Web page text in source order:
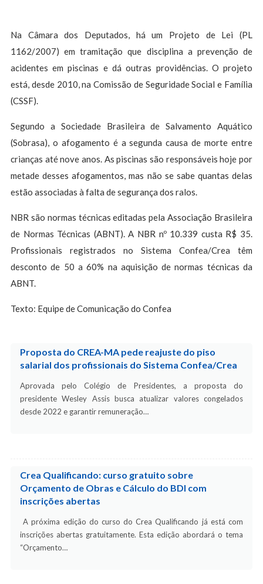
Na Câmara dos Deputados, há um Projeto de Lei (PL
1162/2007) em tramitação que disciplina a prevenção de
acidentes em piscinas e dá outras providências. O projeto
está, desde 2010, na Comissão de Seguridade Social e Família
(CSSF).
Segundo a Sociedade Brasileira de Salvamento Aquático
(Sobrasa), o afogamento é a segunda causa de morte entre
crianças até nove anos. As piscinas são responsáveis hoje por
metade desses afogamentos, mas não se sabe quantas delas
estão associadas à falta de segurança dos ralos.
NBR são normas técnicas editadas pela Associação Brasileira
de Normas Técnicas (ABNT). A NBR nº 10.339 custa R$ 35.
Profissionais registrados no Sistema Confea/Crea têm
desconto de 50 a 60% na aquisição de normas técnicas da
ABNT.
Texto: Equipe de Comunicação do Confea
Proposta do CREA-MA pede reajuste do piso
salarial dos profissionais do Sistema Confea/Crea
Aprovada pelo Colégio de Presidentes, a proposta do
presidente Wesley Assis busca atualizar valores congelados
desde 2022 e garantir remuneração…
Crea Qualificando: curso gratuito sobre
Orçamento de Obras e Cálculo do BDI com
inscrições abertas
A próxima edição do curso do Crea Qualificando já está com
inscrições abertas gratuitamente. Esta edição abordará o tema
“Orçamento…